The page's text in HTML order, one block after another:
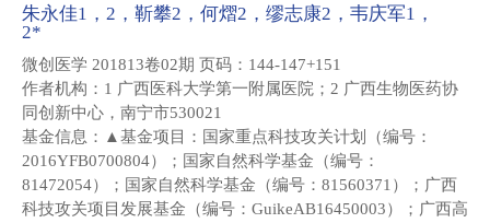
朱永佳1，2，靳攀2，何熠2，缪志康2，韦庆军1，
2*
微创医学 201813卷02期 页码：144-147+151
作者机构：1 广西医科大学第一附属医院；2 广西生物医药协
同创新中心，南宁市530021
基金信息：▲基金项目：国家重点科技攻关计划（编号：
2016YFB0700804）；国家自然科学基金（编号：
81472054）；国家自然科学基金（编号：81560371）；广西
科技攻关项目发展基金（编号：GuikeAB16450003）；广西高